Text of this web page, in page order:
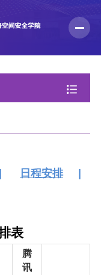
日程安排|
表
腾
讯